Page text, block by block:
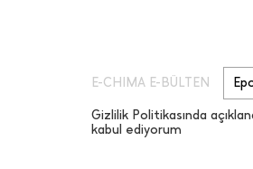
E-CHIMA E-BÜLTEN
Gizlilik Politikasında
kabul ediyorum